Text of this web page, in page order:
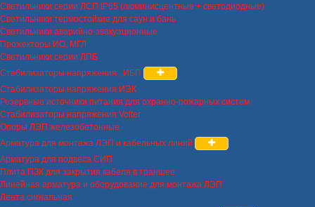
Светильники серии ЛСП IP65 (люминисцентные + светодиодные)
Светильники термостойкие для саун и бань
Светильники аварийно-эвакуационные
Прожекторы ИО, МГЛ
Светильники серии ЛПБ
Стабилизаторы напряжения , ИБП
Стабилизаторы напряжения ИЭК
Резервные источники питания для охранно-пожарных систем
Стабилизаторы напряжения Volter
Опоры ЛЭП железобетонные
Арматура для монтажа ЛЭП и кабельных линий
Арматура для подвеса СИП
Плита ПЗК для закрытия кабеля в траншее
Линейная арматура и оборудование для монтажа ЛЭП
Лента сигнальная